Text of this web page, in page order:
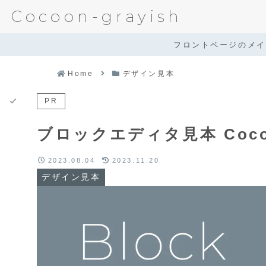
Cocoon-grayish
フロントページのメ
Home デザイン見本
PR
ブロックエディタ見本
デザイン見本
2023.08.04 2023.11.20